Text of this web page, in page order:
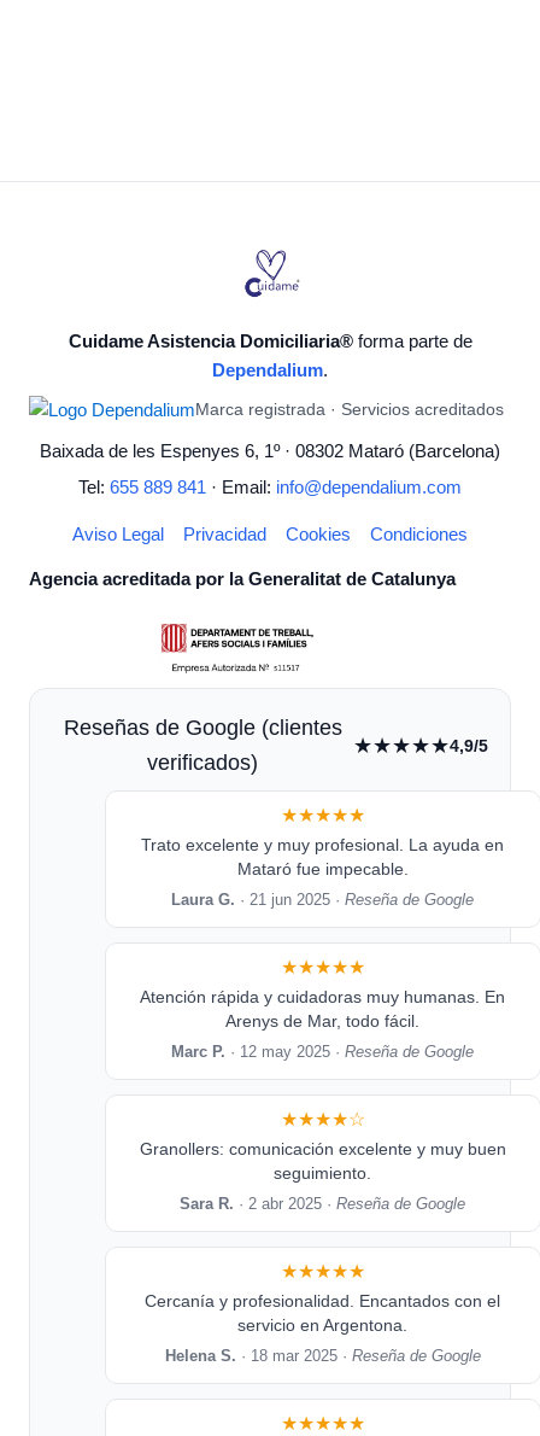
Cuidame Asistencia Domiciliaria®forma parte de
Dependalium.
Marca registrada · Servicios acreditados
Baixada de les Espenyes 6, 1º · 08302 Mataró (Barcelona)
Tel: 655 889 841 · Email: info@dependalium.com
Aviso Legal Privacidad Cookies Condiciones
Agencia acreditada por la Generalitat de Catalunya
Reseñas de Google (clientes
verificados)
★★★★★4,9/5
★★★★★
Trato excelente y muy profesional. La ayuda en
Mataró fue impecable.
Laura G. · 21 jun 2025 ·Reseña de Google
★★★★★
Atención rápida y cuidadoras muy humanas. En
Arenys de Mar, todo fácil.
Marc P. · 12 may 2025 ·Reseña de Google
★★★★☆
Granollers: comunicación excelente y muy buen
seguimiento.
Sara R. · 2 abr 2025 ·Reseña de Google
★★★★★
Cercanía y profesionalidad. Encantados con el
servicio en Argentona.
Helena S. · 18 mar 2025 · Reseña de Google
★★★★★